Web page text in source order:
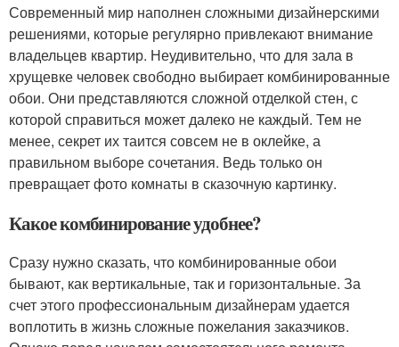
Современный мир наполнен сложными дизайнерскими
решениями, которые регулярно привлекают внимание
владельцев квартир. Неудивительно, что для зала в
хрущевке человек свободно выбирает комбинированные
обои. Они представляются сложной отделкой стен, с
которой справиться может далеко не каждый. Тем не
менее, секрет их таится совсем не в оклейке, а
правильном выборе сочетания. Ведь только он
превращает фото комнаты в сказочную картинку.
Какое комбинирование удобнее?
Сразу нужно сказать, что комбинированные обои
бывают, как вертикальные, так и горизонтальные. За
счет этого профессиональным дизайнерам удается
воплотить в жизнь сложные пожелания заказчиков.